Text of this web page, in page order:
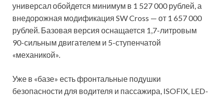
универсал обойдется минимум в 1 527 000 рублей, а
внедорожная модификация SW Cross — от 1 657 000
рублей. Базовая версия оснащается 1,7-литровым
90-сильным двигателем и 5-ступенчатой
«механикой».
Уже в «базе» есть фронтальные подушки
безопасности для водителя и пассажира, ISOFIX, LED-